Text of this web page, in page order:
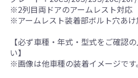
※2列目両ドアのアームレスト対応
※アームレスト装着部ボルト穴あ
【必ず車種・年式・型式をご確認
い】
※画像は他車種の装着イメージです